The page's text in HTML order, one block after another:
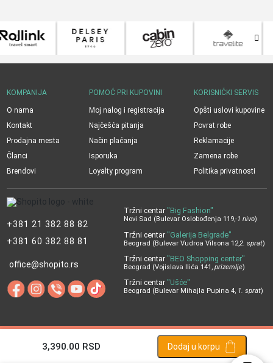
3,390.00 RSD Dodaj u korpu
+381 21 382 88 82
+381 60 382 88 81
office@shopito.rs
Tržni centar "Big Fashion"
Novi Sad (Bulevar Oslobođenja 119,-1 nivo)
Tržni centar "Galerija Belgrade"
Beograd (Bulevar Vudroa Vilsona 12,2. sprat)
Tržni centar "BEO Shopping center"
Beograd (Vojislava Ilića 141, prizemlje)
Tržni centar "Ušće"
Beograd (Bulevar Mihajla Pupina 4, 1. sprat)
KOMPANIJA
O nama
Kontakt
Prodajna mesta
Članci
Brendovi
POMOĆ PRI KUPOVINI
Moj nalog i registracija
Najčešća pitanja
Način plaćanja
Isporuka
Loyalty program
KORISNIČKI SERVIS
Opšti uslovi kupovine
Povrat robe
Reklamacije
Zamena robe
Politika privatnosti